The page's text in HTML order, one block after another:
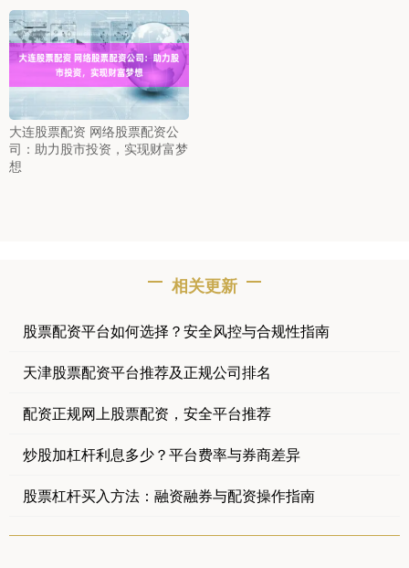
大连股票配资 网络股票配资公
司：助力股市投资，实现财富梦
想
相关更新
股票配资平台如何选择？安全风控与合规性指南
天津股票配资平台推荐及正规公司排名
配资正规网上股票配资，安全平台推荐
炒股加杠杆利息多少？平台费率与券商差异
股票杠杆买入方法：融资融券与配资操作指南